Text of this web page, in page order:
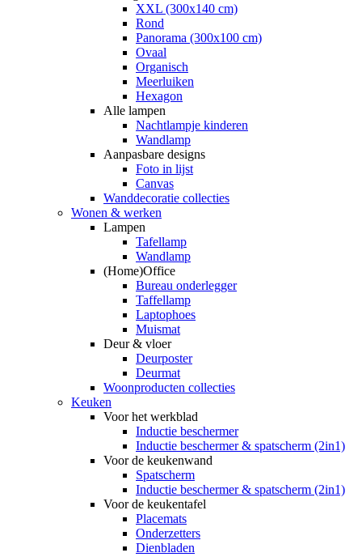
XXL (300x140 cm)
Rond
Panorama (300x100 cm)
Ovaal
Organisch
Meerluiken
Hexagon
Alle lampen
Nachtlampje kinderen
Wandlamp
Aanpasbare designs
Foto in lijst
Canvas
Wanddecoratie collecties
Wonen & werken
Lampen
Tafellamp
Wandlamp
(Home)Office
Bureau onderlegger
Taffellamp
Laptophoes
Muismat
Deur & vloer
Deurposter
Deurmat
Woonproducten collecties
Keuken
Voor het werkblad
Inductie beschermer
Inductie beschermer & spatscherm (2in1)
Voor de keukenwand
Spatscherm
Inductie beschermer & spatscherm (2in1)
Voor de keukentafel
Placemats
Onderzetters
Dienbladen